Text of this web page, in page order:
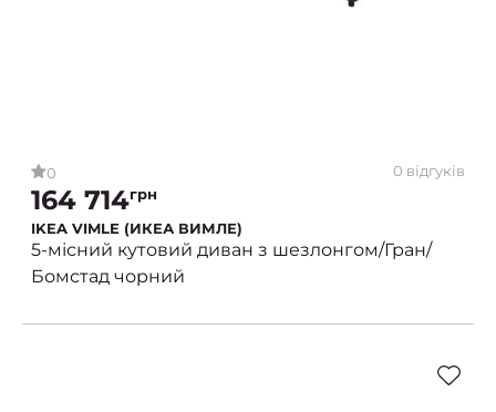
0 0 відгуків
164 714грн
IKEA VIMLE (ИКЕА ВИМЛЕ)
5-місний кутовий диван з шезлонгом/Гран/
Бомстад чорний